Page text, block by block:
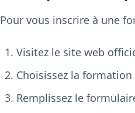
Pour vous inscrire à une
Visitez le site web
Choisissez la
Remplissez le